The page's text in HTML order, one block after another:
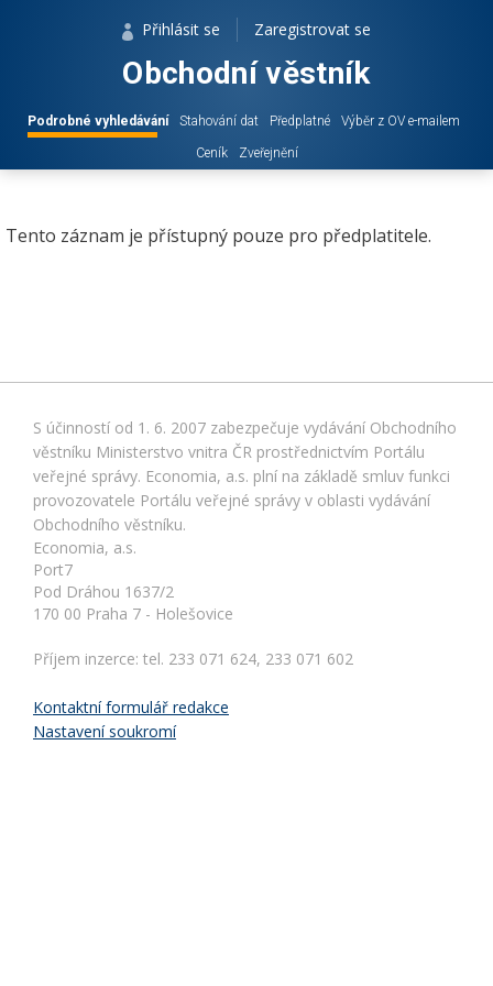
Přihlásit se Zaregistrovat se
Obchodní věstník
Podrobné vyhledávání Stahování dat Předplatné Výběr z OV e-mailem
Ceník Zveřejnění
Tento záznam je přístupný pouze pro předplatitele.
S účinností od 1. 6. 2007 zabezpečuje vydávání Obchodního
věstníku Ministerstvo vnitra ČR prostřednictvím Portálu
veřejné správy. Economia, a.s. plní na základě smluv funkci
provozovatele Portálu veřejné správy v oblasti vydávání
Obchodního věstníku.
Economia, a.s.
Port7
Pod Dráhou 1637/2
170 00 Praha 7 - Holešovice
Příjem inzerce: tel. 233 071 624, 233 071 602
Kontaktní formulář redakce
Nastavení soukromí